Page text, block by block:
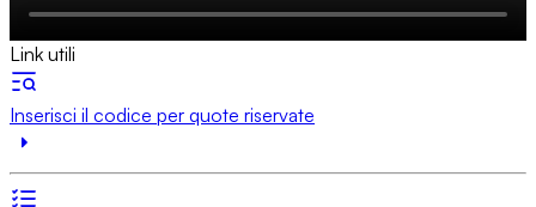
Link utili
Inserisci il codice per quote riservate